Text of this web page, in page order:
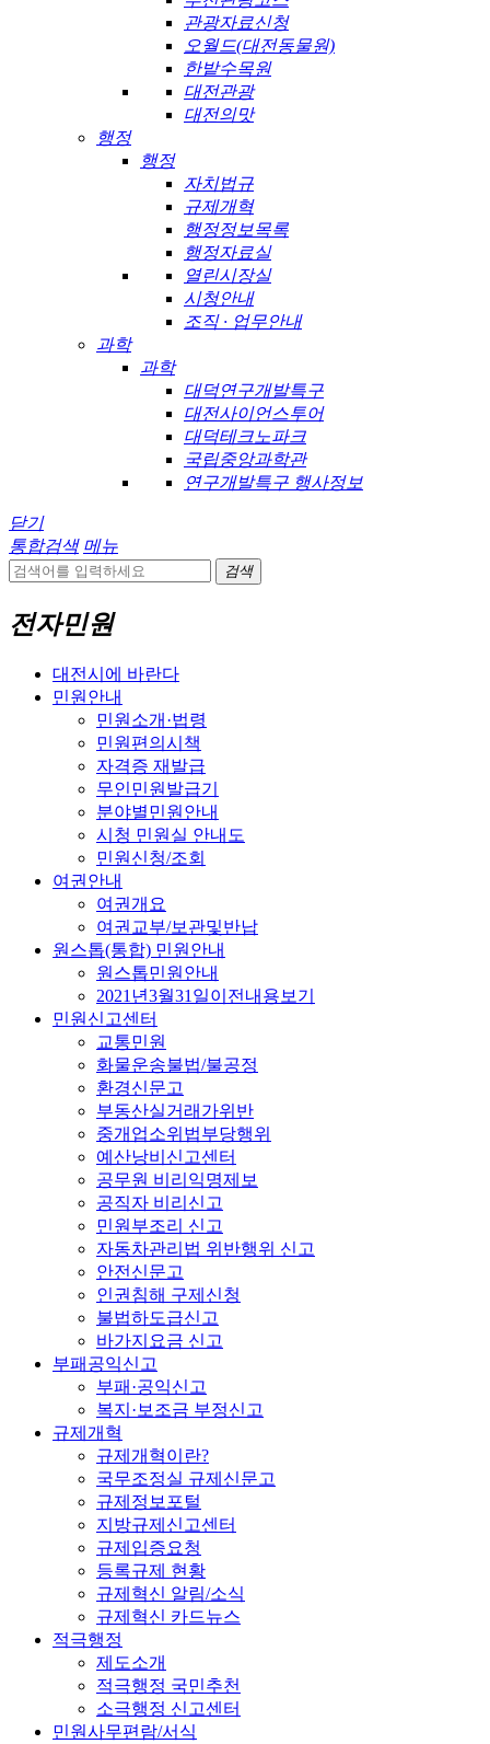
관광자료신청
오월드(대전동물원)
한밭수목원
대전관광
대전의맛
행정
행정
자치법규
규제개혁
행정정보목록
행정자료실
열린시장실
시청안내
조직 · 업무안내
과학
과학
대덕연구개발특구
대전사이언스투어
대덕테크노파크
국립중앙과학관
연구개발특구 행사정보
닫기
통합검색 메뉴
검색
전자민원
대전시에 바란다
민원안내
민원소개·법령
민원편의시책
자격증 재발급
무인민원발급기
분야별민원안내
시청 민원실 안내도
민원신청/조회
여권안내
여권개요
여권교부/보관및반납
원스톱(통합) 민원안내
원스톱민원안내
2021년3월31일이전내용보기
민원신고센터
교통민원
화물운송불법/불공정
환경신문고
부동산실거래가위반
중개업소위법부당행위
예산낭비신고센터
공무원 비리익명제보
공직자 비리신고
민원부조리 신고
자동차관리법 위반행위 신고
안전신문고
인권침해 구제신청
불법하도급신고
바가지요금 신고
부패공익신고
부패·공익신고
복지·보조금 부정신고
규제개혁
규제개혁이란?
국무조정실 규제신문고
규제정보포털
지방규제신고센터
규제입증요청
등록규제 현황
규제혁신 알림/소식
규제혁신 카드뉴스
적극행정
제도소개
적극행정 국민추천
소극행정 신고센터
민원사무편람/서식